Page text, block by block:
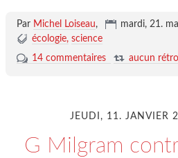
Par Michel Loiseau, mardi, 21.
écologie science
14 commentaires
aucun
JEUDI, 11. JANVIER
G Milgram